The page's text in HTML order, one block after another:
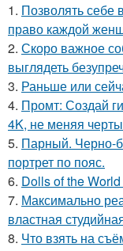
1. Позволять себе
право каждой
2. Скоро важное
выглядеть
3. Раньше или
4. Промт: Создай
4K, не меняя
5. Парный. Черно-
портрет по пояс.
6. Dolls of the
7. Максимально
властная
8. Что взять на